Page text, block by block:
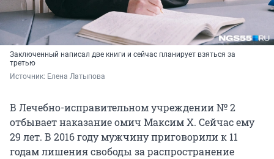
Заключенный написал две книги и сейчас планирует взяться за
третью
Источник: Елена Латыпова
В Лечебно-исправительном учреждении № 2
отбывает наказание омич Максим Х. Сейчас ему
29 лет. В 2016 году мужчину приговорили к 11
годам лишения свободы за распространение